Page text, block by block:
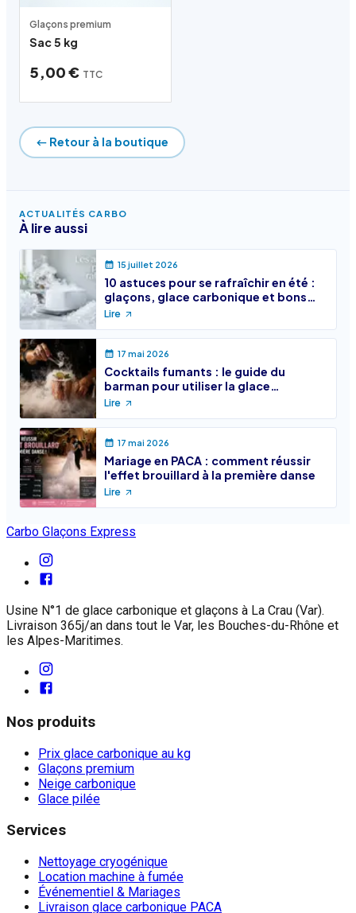
Glaçons premium
Sac 5 kg
5,00 € TTC
← Retour à la boutique
ACTUALITÉS CARBO
À lire aussi
15 juillet 2026
10 astuces pour se rafraîchir en été :
glaçons, glace carbonique et bons
réflexes
Lire
17 mai 2026
Cocktails fumants : le guide du
barman pour utiliser la glace
carbonique en toute sécurité
Lire
17 mai 2026
Mariage en PACA : comment réussir
l'effet brouillard à la première danse
Lire
Carbo Glaçons Express
Usine N°1 de glace carbonique et glaçons à La Crau (Var).
Livraison 365j/an dans tout le Var, les Bouches-du-Rhône et
les Alpes-Maritimes.
Nos produits
Prix glace carbonique au kg
Glaçons premium
Neige carbonique
Glace pilée
Services
Nettoyage cryogénique
Location machine à fumée
Événementiel & Mariages
Livraison glace carbonique PACA